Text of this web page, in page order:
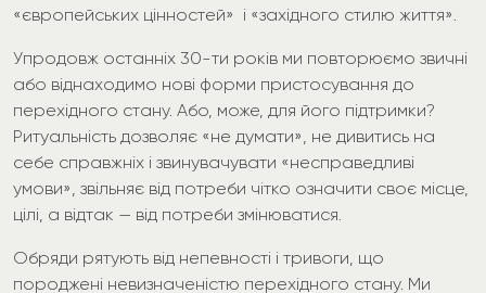
«європейських цінностей» і «західного стилю життя».
Упродовж останніх 30-ти років ми повторюємо звичні
або віднаходимо нові форми пристосування до
перехідного стану. Або, може, для його підтримки?
Ритуальність дозволяє «не думати», не дивитись на
себе справжніх і звинувачувати «несправедливі
умови», звільняє від потреби чітко означити своє місце,
цілі, а відтак — від потреби змінюватися.
Обряди рятують від непевності і тривоги, що
породжені невизначеністю перехідного стану. Ми